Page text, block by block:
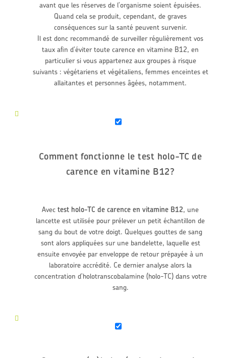
avant que les réserves de l'organisme soient épuisées.
Quand cela se produit, cependant, de graves
conséquences sur la santé peuvent survenir.
Il est donc recommandé de surveiller régulièrement vos
taux afin d'éviter toute carence en vitamine B12, en
particulier si vous appartenez aux groupes à risque
suivants : végétariens et végétaliens, femmes enceintes et
allaitantes et personnes âgées, notamment.
Comment fonctionne le test holo-TC de
carence en vitamine B12?
Avectest holo-TC de carence en vitamine B12, une
lancette est utilisée pour prélever un petit échantillon de
sang du bout de votre doigt. Quelques gouttes de sang
sont alors appliquées sur une bandelette, laquelle est
ensuite envoyée par enveloppe de retour prépayée à un
laboratoire accrédité. Ce dernier analyse alors la
concentration d'holotranscobalamine (holo-TC) dans votre
sang.